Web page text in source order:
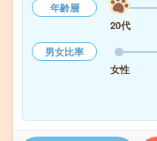
年齢層
20代
男女比率
女性